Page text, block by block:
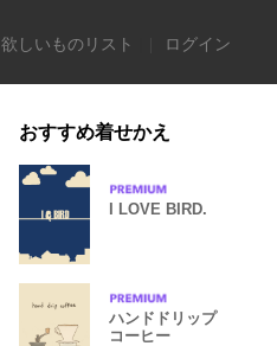
欲しいものリスト ログイン
おすすめ着せかえ
I LOVE BIRD.
ハンドドリップ
コーヒー